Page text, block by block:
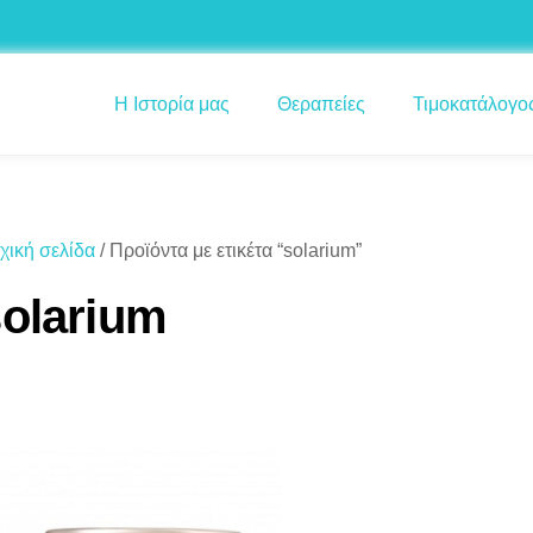
Η Ιστορία μας Θεραπείες
σελίδα / Προϊόντα με ετικέτα “solarium”